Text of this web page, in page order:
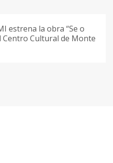
estrena la obra “Se o
Centro Cultural de Monte